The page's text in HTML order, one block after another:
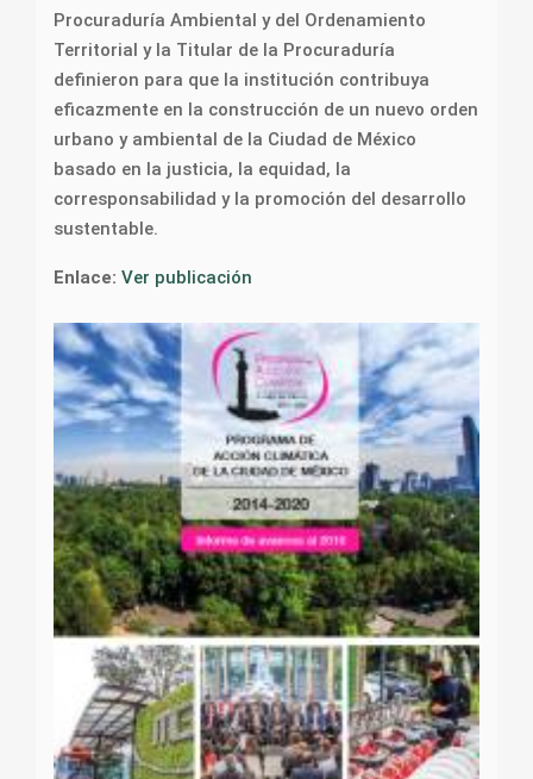
Procuraduría Ambiental y del Ordenamiento
Territorial y la Titular de la Procuraduría
definieron para que la institución contribuya
eficazmente en la construcción de un nuevo orden
urbano y ambiental de la Ciudad de México
basado en la justicia, la equidad, la
corresponsabilidad y la promoción del desarrollo
sustentable.
Enlace: Ver publicación